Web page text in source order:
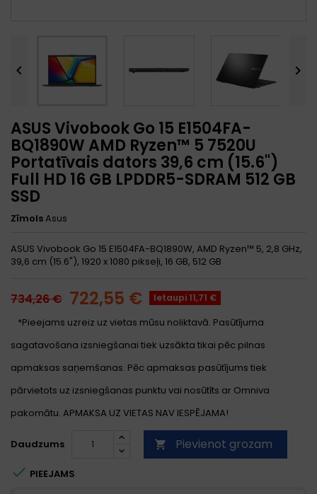
 
ASUS Vivobook Go 15 E1504FA-
BQ1890W AMD Ryzen™ 5 7520U
Portatīvais dators 39,6 cm (15.6")
Full HD 16 GB LPDDR5-SDRAM 512 GB
SSD
ZīmolsAsus
ASUS Vivobook Go 15 E1504FA-BQ1890W, AMD Ryzen™ 5, 2,8 GHz,
39,6 cm (15.6"), 1920 x 1080 pikseļi, 16 GB, 512 GB
734,26 € 722,55 € Ietaupi 11,71 €
*Pieejams uzreiz uz vietas mūsu noliktavā. Pasūtījuma
sagatavošana izsniegšanai tiek uzsākta tikai pēc pilnas
apmaksas saņemšanas. Pēc apmaksas pasūtījums tiek
pārvietots uz izsniegšanas punktu vai nosūtīts ar Omniva
pakomātu. APMAKSA UZ VIETAS NAV IESPĒJAMA!
Daudzums  Pievienot grozam
 PIEEJAMS